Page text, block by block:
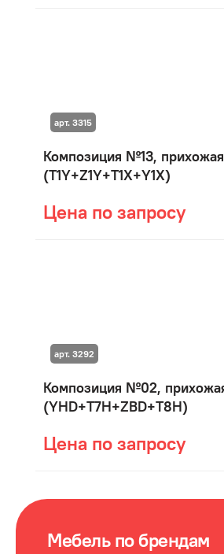
Композиция №13, прихожая
(T1Y+Z1Y+T1X+Y1X)
Цена по запросу
арт. 3315
Композиция №02,
(YHD+T7H+ZBD+T8H)
Цена по запросу
арт. 3292
Мебель по брендам